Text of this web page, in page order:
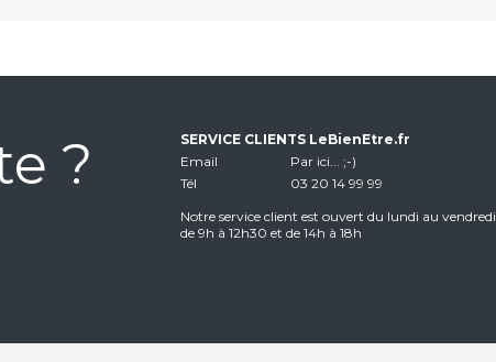
?
SERVICE CLIENTS LeBienEtre.fr
Email
Par ici... ;-)
Tél
03 20 14 99 99
Notre service client est ouvert du lundi au vendredi
de 9h à 12h30 et de 14h à 18h